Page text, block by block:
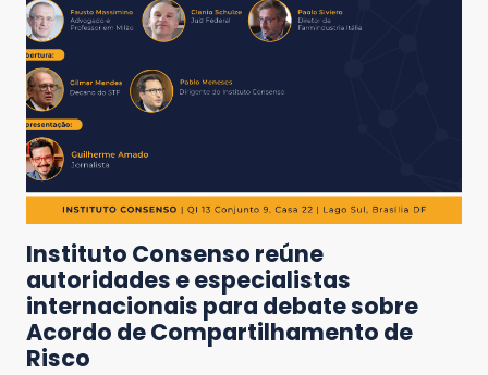
Instituto Consenso reúne
autoridades e especialistas
internacionais para debate sobre
Acordo de Compartilhamento de
Risco